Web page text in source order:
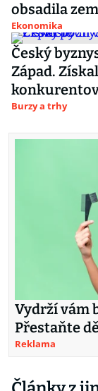
obsadila
Ekonomika
Český
Západ.
Burzy a trhy
Vydrží vám
Přestaňte
Reklama